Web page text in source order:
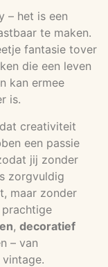
– het is een
te maken.
fantasie tover
die een leven
kan ermee
is.
creativiteit
een passie
jij zonder
zorgvuldig
maar zonder
, decoratief
– van